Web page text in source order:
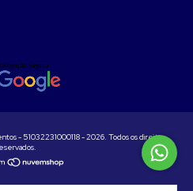
- 51032231000118 - 2026. Todos os direitos